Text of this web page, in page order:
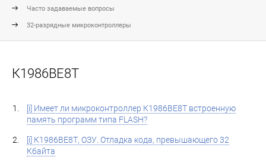
Часто задаваемые вопросы
32-разрядные микроконтроллеры
К1986ВЕ8Т
[i] Имеет ли микроконтроллер К1986ВЕ8Т встроенную
память программ типа FLASH?
[i] К1986ВЕ8Т, ОЗУ. Отладка кода, превышающего 32
Кбайта